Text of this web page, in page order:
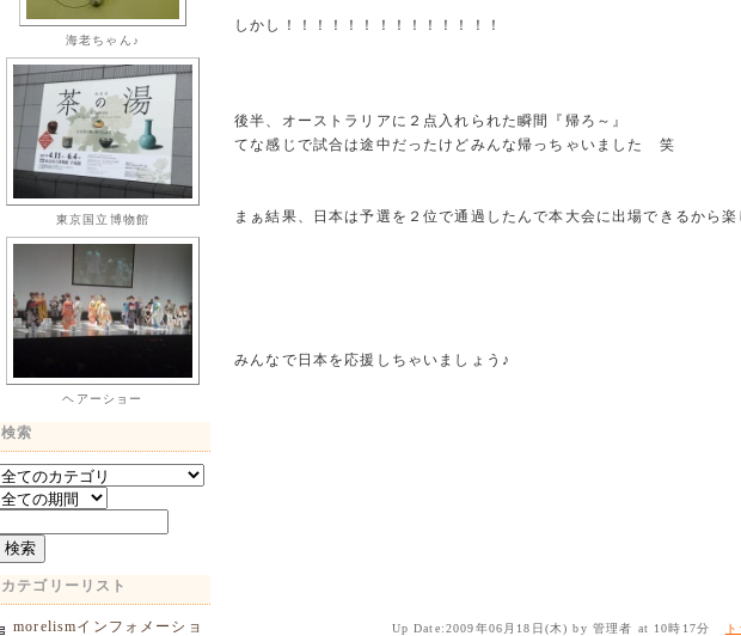
海老ちゃん♪
東京国立博物館
ヘアーショー
検索
カテゴリーリスト
morelismインフォメーショ
しかし！！！！！！！！！！！！！！
後半、オーストラリアに２点入れられた瞬間『帰ろ～』
てな感じで試合は途中だったけどみんな帰っちゃいました 笑
まぁ結果、日本は予選を２位で通過したんで本大会に出場できるから
みんなで日本を応援しちゃいましょう♪
Up Date:2009年06月18日(木) by 管理者 at 10時17分